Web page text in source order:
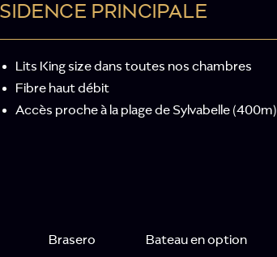
PRINCIPALE
Lits King size dans toutes nos chambres
Fibre haut débit
Accès proche à la plage de Sylvabelle (400m)
Brasero Bateau en option